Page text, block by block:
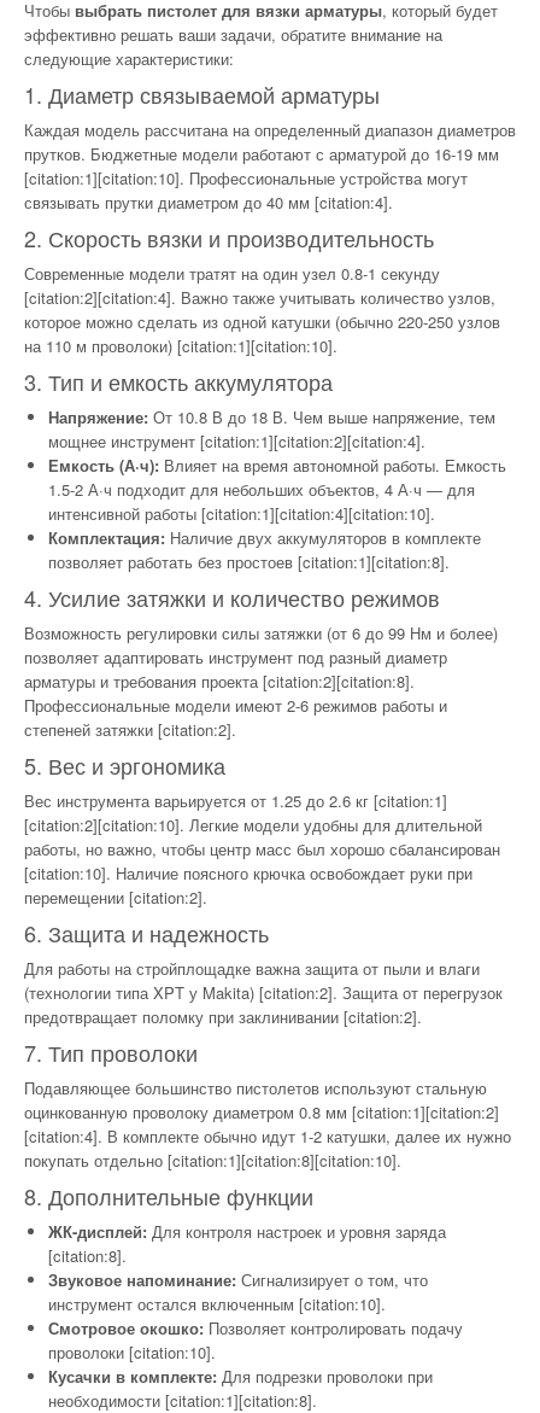
Чтобы выбрать пистолет для вязки арматуры, который будет
эффективно решать ваши задачи, обратите внимание на
следующие характеристики:
1. Диаметр связываемой арматуры
Каждая модель рассчитана на определенный диапазон диаметров
прутков. Бюджетные модели работают с арматурой до 16-19 мм
[citation:1][citation:10]. Профессиональные устройства могут
связывать прутки диаметром до 40 мм [citation:4].
2. Скорость вязки и производительность
Современные модели тратят на один узел 0.8-1 секунду
[citation:2][citation:4]. Важно также учитывать количество узлов,
которое можно сделать из одной катушки (обычно 220-250 узлов
на 110 м проволоки) [citation:1][citation:10].
3. Тип и емкость аккумулятора
Напряжение: От 10.8 В до 18 В. Чем выше напряжение, тем
мощнее инструмент [citation:1][citation:2][citation:4].
Емкость (А·ч): Влияет на время автономной работы. Емкость
1.5-2 А·ч подходит для небольших объектов, 4 А·ч — для
интенсивной работы [citation:1][citation:4][citation:10].
Комплектация: Наличие двух аккумуляторов в комплекте
позволяет работать без простоев [citation:1][citation:8].
4. Усилие затяжки и количество режимов
Возможность регулировки силы затяжки (от 6 до 99 Нм и более)
позволяет адаптировать инструмент под разный диаметр
арматуры и требования проекта [citation:2][citation:8].
Профессиональные модели имеют 2-6 режимов работы и
степеней затяжки [citation:2].
5. Вес и эргономика
Вес инструмента варьируется от 1.25 до 2.6 кг [citation:1]
[citation:2][citation:10]. Легкие модели удобны для длительной
работы, но важно, чтобы центр масс был хорошо сбалансирован
[citation:10]. Наличие поясного крючка освобождает руки при
перемещении [citation:2].
6. Защита и надежность
Для работы на стройплощадке важна защита от пыли и влаги
(технологии типа XPT у Makita) [citation:2]. Защита от перегрузок
предотвращает поломку при заклинивании [citation:2].
7. Тип проволоки
Подавляющее большинство пистолетов используют стальную
оцинкованную проволоку диаметром 0.8 мм [citation:1][citation:2]
[citation:4]. В комплекте обычно идут 1-2 катушки, далее их нужно
покупать отдельно [citation:1][citation:8][citation:10].
8. Дополнительные функции
ЖК-дисплей: Для контроля настроек и уровня заряда
[citation:8].
Звуковое напоминание: Сигнализирует о том, что
инструмент остался включенным [citation:10].
Смотровое окошко: Позволяет контролировать подачу
проволоки [citation:10].
Кусачки в комплекте: Для подрезки проволоки при
необходимости [citation:1][citation:8].